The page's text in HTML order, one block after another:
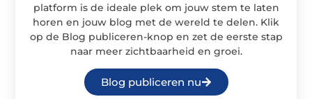
platform is de ideale plek om jouw stem te laten
horen en jouw blog met de wereld te delen. Klik
op de Blog publiceren-knop en zet de eerste stap
naar meer zichtbaarheid en groei.
Blog publiceren nu